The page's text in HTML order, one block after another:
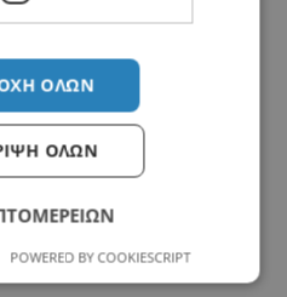
ΌΛΩΝ
ΌΛΩΝ
POWERED BY COOKIESCRIPT